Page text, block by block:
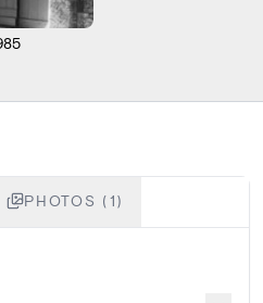
PHOTOS (1)